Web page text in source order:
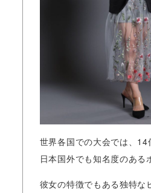
世界各国での大会では、14
日本国外でも知名度のある
彼女の特徴でもある独特な